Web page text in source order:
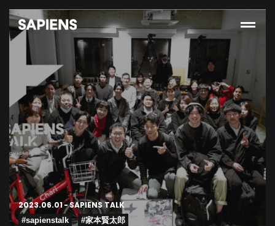
2023.06.01-SAPIENS TALK
#sapienstalk #家本賢太郎